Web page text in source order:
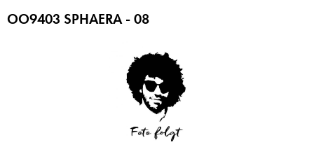
OO9403 SPHAERA - 08